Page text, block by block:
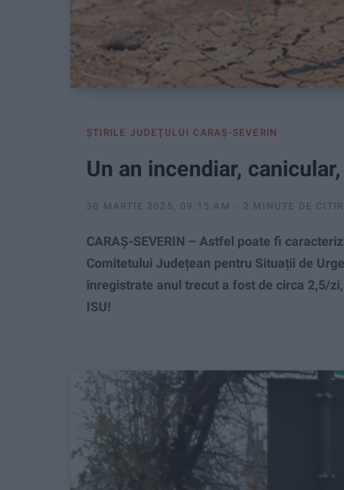
ŞTIRILE JUDEŢULUI CARAŞ-SEVERIN
Un an incendiar,
30 MARTIE 2025, 09:15 AM 2 MINUTE DE
CARAȘ-SEVERIN – Astfel poate fi
Comitetului Județean pentru Situații de
înregistrate anul trecut a fost de circa 2,5/
ISU!